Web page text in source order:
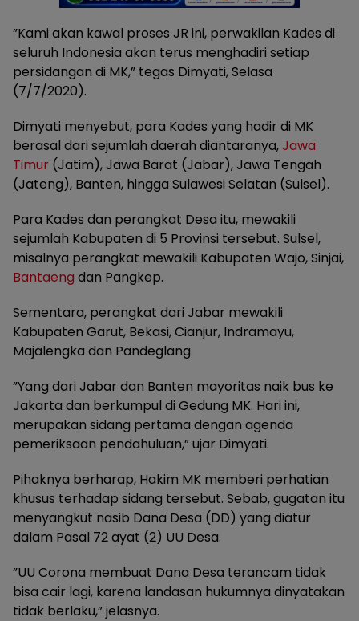
”Kami akan kawal proses JR ini, perwakilan Kades di
seluruh Indonesia akan terus menghadiri setiap
persidangan di MK,” tegas Dimyati, Selasa
(7/7/2020).
Dimyati menyebut, para Kades yang hadir di MK
berasal dari sejumlah daerah diantaranya,Jawa
Timur (Jatim), Jawa Barat (Jabar), Jawa Tengah
(Jateng), Banten, hingga Sulawesi Selatan (Sulsel).
Para Kades dan perangkat Desa itu, mewakili
sejumlah Kabupaten di 5 Provinsi tersebut. Sulsel,
misalnya perangkat mewakili Kabupaten Wajo, Sinjai,
Bantaeng dan Pangkep.
Sementara, perangkat dari Jabar mewakili
Kabupaten Garut, Bekasi, Cianjur, Indramayu,
Majalengka dan Pandeglang.
”Yang dari Jabar dan Banten mayoritas naik bus ke
Jakarta dan berkumpul di Gedung MK. Hari ini,
merupakan sidang pertama dengan agenda
pemeriksaan pendahuluan,” ujar Dimyati.
Pihaknya berharap, Hakim MK memberi perhatian
khusus terhadap sidang tersebut. Sebab, gugatan itu
menyangkut nasib Dana Desa (DD) yang diatur
dalam Pasal 72 ayat (2) UU Desa.
”UU Corona membuat Dana Desa terancam tidak
bisa cair lagi, karena landasan hukumnya dinyatakan
tidak berlaku,” jelasnya.